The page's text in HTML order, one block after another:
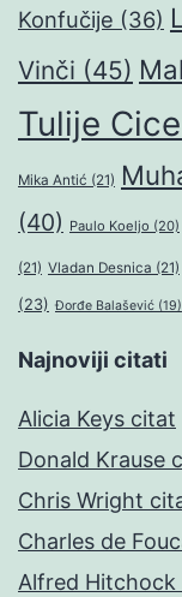
Konfučije (36)
Vinči (45)
Tulije
Mika Antić (21)
(40) Paulo Koeljo (20)
(21) Vladan Desnica (21)
(23) Đorđe Balašević (19)
Najnoviji citati
Alicia Keys citat
Donald Krause
Chris Wright
Charles de
Alfred Hitchock